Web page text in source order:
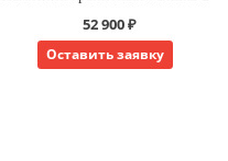
52 900 ₽
Оставить заявку